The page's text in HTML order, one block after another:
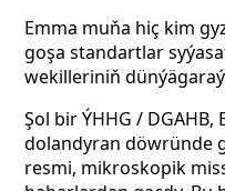
Emma muňa hiç kim
goşa standartlar
wekilleriniň
Şol bir ÝHHG /
dolandyran döwründe
resmi, mikroskopik